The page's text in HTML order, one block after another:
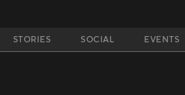
STORIES SOCIAL EVENTS